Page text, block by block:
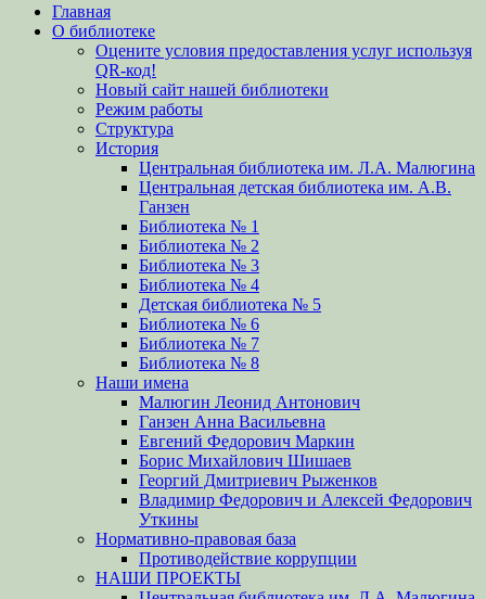
вверх
Главная
О библиотеке
Оцените условия предоставления услуг используя
QR-код!
Новый сайт нашей библиотеки
Режим работы
Структура
История
Центральная библиотека им. Л.А. Малюгина
Центральная детская библиотека им. А.В.
Ганзен
Библиотека № 1
Библиотека № 2
Библиотека № 3
Библиотека № 4
Детская библиотека № 5
Библиотека № 6
Библиотека № 7
Библиотека № 8
Наши имена
Малюгин Леонид Антонович
Ганзен Анна Васильевна
Евгений Федорович Маркин
Борис Михайлович Шишаев
Георгий Дмитриевич Рыженков
Владимир Федорович и Алексей Федорович
Уткины
Нормативно-правовая база
Противодействие коррупции
НАШИ ПРОЕКТЫ